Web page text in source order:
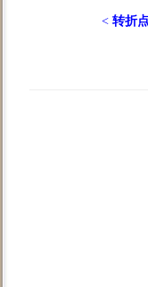
< 转折